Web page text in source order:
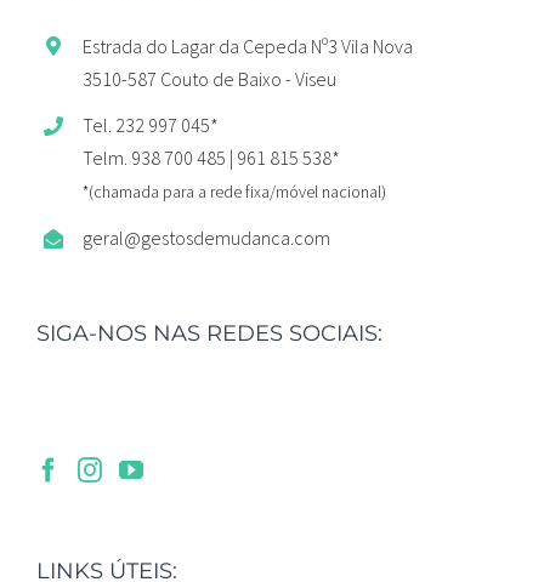
Estrada do Lagar da Cepeda Nº3 Vila Nova
3510-587 Couto de Baixo - Viseu
Tel. 232 997 045*
Telm. 938 700 485 | 961 815 538*
*(chamada para a rede fixa/móvel nacional)
geral@gestosdemudanca.com
SIGA-NOS NAS REDES SOCIAIS:
LINKS ÚTEIS: